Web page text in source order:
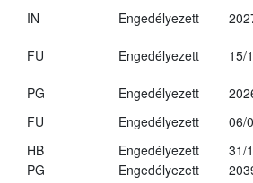
IN Engedélyezett
FU Engedélyezett 15/
PG Engedélyezett
FU Engedélyezett
06/
HB Engedélyezett
31/
PG Engedélyezett